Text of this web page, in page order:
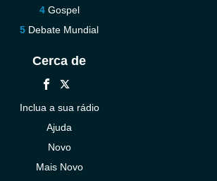
Gospel
Debate Mundial
Cerca de
Inclua a sua rádio
Ajuda
Novo
Mais Novo